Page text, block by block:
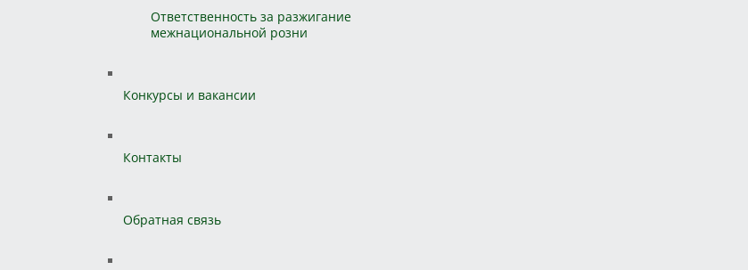
Ответственность за разжигание
межнациональной розни
Конкурсы и вакансии
Контакты
Обратная связь